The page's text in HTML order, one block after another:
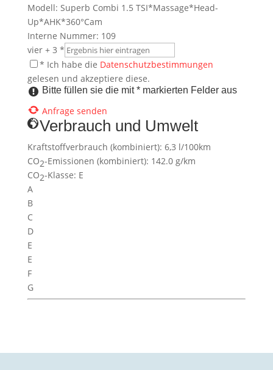
Modell: Superb Combi 1.5 TSI*Massage*Head-
Up*AHK*360°Cam
Interne Nummer: 109
vier + 3 *
* Ich habe die Datenschutzbestimmungen
gelesen und akzeptiere diese.
Bitte füllen sie die mit * markierten Felder aus
Anfrage senden
Verbrauch und Umwelt
Kraftstoffverbrauch (kombiniert): 6,3 l/100km
CO2-Emissionen (kombiniert): 142.0 g/km
CO2-Klasse: E
A
B
C
D
E
E
F
G